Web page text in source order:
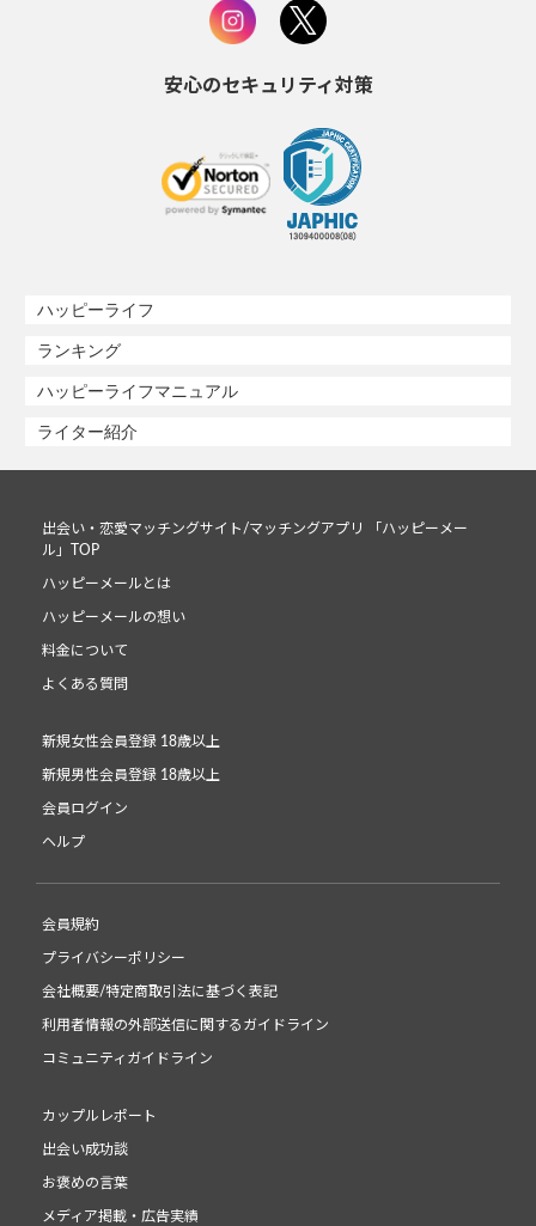
安心のセキュリティ対策
ハッピーライフ
ランキング
ハッピーライフマニュアル
ライター紹介
出会い・恋愛マッチングサイト/マッチングアプリ 「ハッピーメー
ル」TOP
ハッピーメールとは
ハッピーメールの想い
料金について
よくある質問
新規女性会員登録 18歳以上
新規男性会員登録 18歳以上
会員ログイン
ヘルプ
会員規約
プライバシーポリシー
会社概要/特定商取引法に基づく表記
利用者情報の外部送信に関するガイドライン
コミュニティガイドライン
カップルレポート
出会い成功談
お褒めの言葉
メディア掲載・広告実績